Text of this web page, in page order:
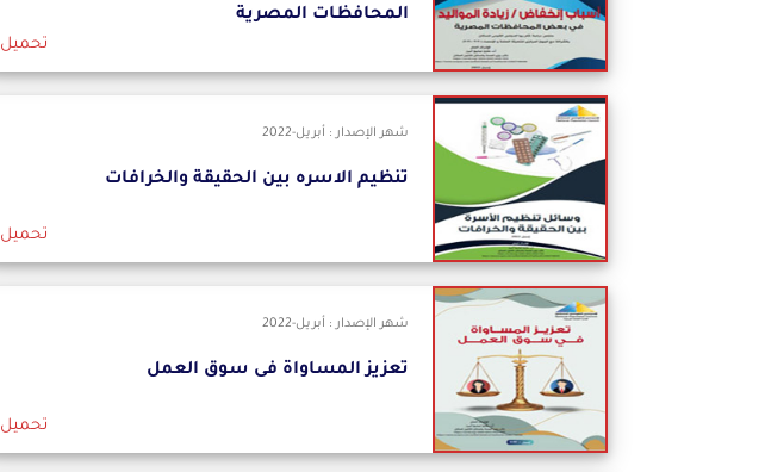
المحافظات المصرية
تحميل
شهر الإصدار : أبريل-2022
تنظيم الاسره بين الحقيقة والخرافات
تحميل
شهر الإصدار : أبريل-2022
تعزيز المساواة فى سوق العمل
تحميل